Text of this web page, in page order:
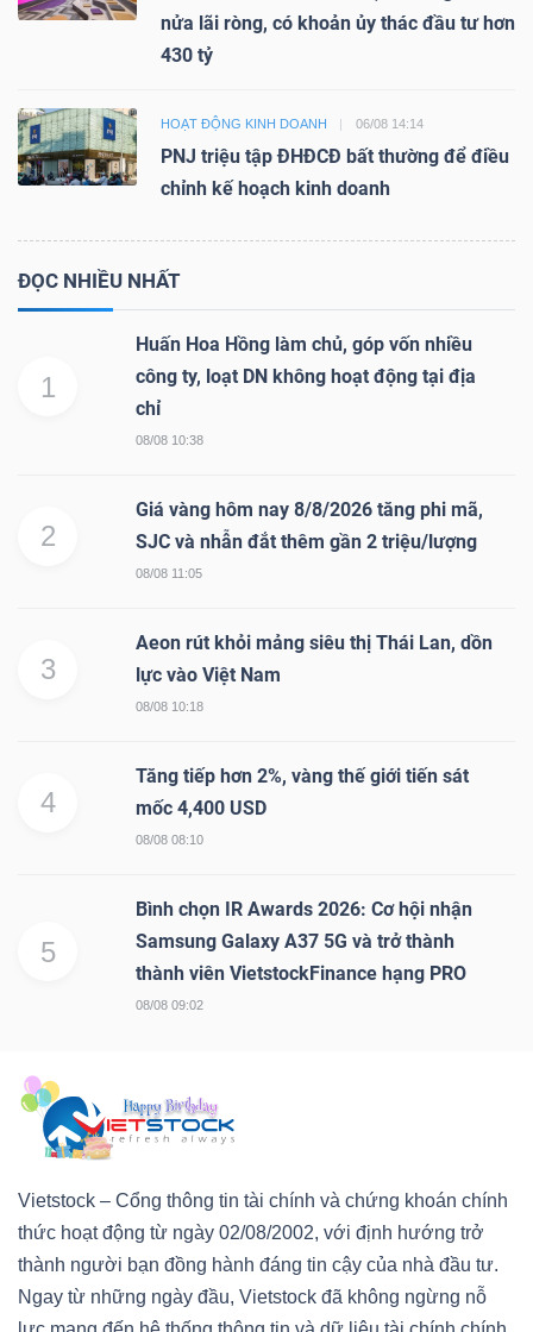
nửa lãi ròng, có khoản ủy thác đầu tư hơn
430 tỷ
HOẠT ĐỘNG KINH DOANH 06/08 14:14
PNJ triệu tập ĐHĐCĐ bất thường để điều
chỉnh kế hoạch kinh doanh
ĐỌC NHIỀU NHẤT
1
Huấn Hoa Hồng làm chủ, góp vốn nhiều
công ty, loạt DN không hoạt động tại địa
chỉ
08/08 10:38
2
Giá vàng hôm nay 8/8/2026 tăng phi mã,
SJC và nhẫn đắt thêm gần 2 triệu/lượng
08/08 11:05
3
Aeon rút khỏi mảng siêu thị Thái Lan, dồn
lực vào Việt Nam
08/08 10:18
4
Tăng tiếp hơn 2%, vàng thế giới tiến sát
mốc 4,400 USD
08/08 08:10
5
Bình chọn IR Awards 2026: Cơ hội nhận
Samsung Galaxy A37 5G và trở thành
thành viên VietstockFinance hạng PRO
08/08 09:02
Vietstock – Cổng thông tin tài chính và chứng khoán chính
thức hoạt động từ ngày 02/08/2002, với định hướng trở
thành người bạn đồng hành đáng tin cậy của nhà đầu tư.
Ngay từ những ngày đầu, Vietstock đã không ngừng nỗ